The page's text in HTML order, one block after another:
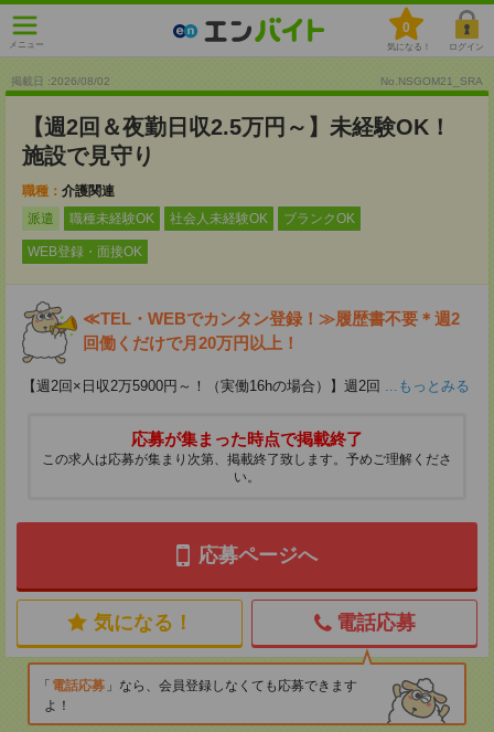
メニュー
0
気になる！ ログイン
掲載日 :2026/08/02 No.NSGOM21_SRA
【週2回＆夜勤日収2.5万円～】未経験OK！
施設で見守り
職種： 介護関連
派遣
職種未経験OK 社会人未経験OK ブランクOK
WEB登録・面接OK
≪TEL・WEBでカンタン登録！≫履歴書不要＊週2
回働くだけで月20万円以上！
【週2回×日収2万5900円～！（実働16hの場合）】週2回 ...もっとみる
応募が集まった時点で掲載終了
この求人は応募が集まり次第、掲載終了致します。予めご理解くださ
い。
応募ページへ
気になる！ 電話応募
電話応募
なら、会員登録しなくても応募できます
よ！